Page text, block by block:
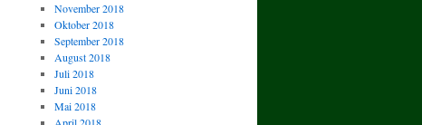
November 2018
Oktober 2018
September 2018
August 2018
Juli 2018
Juni 2018
Mai 2018